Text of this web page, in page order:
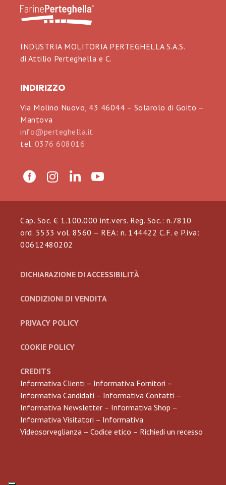
INDUSTRIA MOLITORIA PERTEGHELLA S.A.S.
di Attilio Perteghella e C.
INDIRIZZO
Via Molino Nuovo, 43 46044 – Solarolo di Goito –
Mantova
info@perteghella.it
tel. 0376 608016
Cap. Soc. € 1.100.000 int.vers. Reg. Soc.: n.7810
ord. 5533 vol. 8560 – REA: n. 144422 C.F. e P.iva:
00612480202
DICHIARAZIONE DI ACCESSIBILITÀ
CONDIZIONI DI VENDITA
PRIVACY POLICY
COOKIE POLICY
CREDITS
Informativa Clienti – Informativa Fornitori –
Informativa Candidati – Informativa Contatti –
Informativa Newsletter – Informativa Shop –
Informativa Visitatori – Informativa
Videosorveglianza – Codice etico – Richiedi un recesso